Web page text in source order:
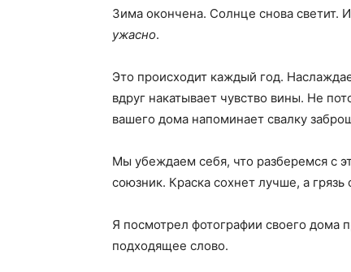
Зима окончена. Солнце снова светит.
ужасно.
Это происходит каждый год.
вдруг накатывает чувство вины. Не
вашего дома напоминает свалку
Мы убеждаем себя, что разберемся с
союзник. Краска сохнет лучше, а
Я посмотрел фотографии своего
подходящее слово.